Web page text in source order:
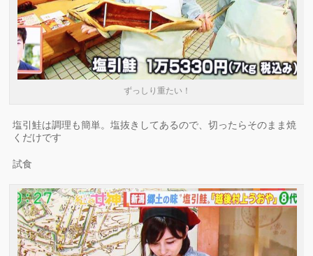
ずっしり重たい！
塩引鮭は調理も簡単。塩抜きしてあるので、切ったらそのまま焼
くだけです
試食